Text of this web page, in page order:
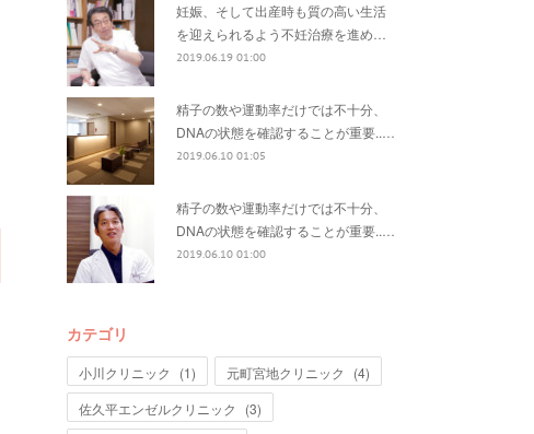
妊娠、そして出産時も質の高い生活
を迎えられるよう不妊治療を進め…
2019.06.19 01:00
精子の数や運動率だけでは不十分、
DNAの状態を確認することが重要..…
2019.06.10 01:05
精子の数や運動率だけでは不十分、
DNAの状態を確認することが重要..…
2019.06.10 01:00
カテゴリ
小川クリニック (1) 元町宮地クリニック (4)
佐久平エンゼルクリニック
(3)